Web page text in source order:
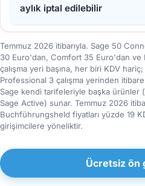
aylık iptal edilebilir
Temmuz 2026 itibarıyla. Sage 50
30 Euro'dan, Comfort 35 Euro'dan ve
çalışma yeri başına, her biri KDV
Professional 3 çalışma yerinden
Sage kendi tarifeleriyle başka ürünler
Sage Active) sunar. Temmuz 2026
Buchführungsheld fiyatları yüzde 19
girişimcilere yöneliktir.
Ücretsiz ön